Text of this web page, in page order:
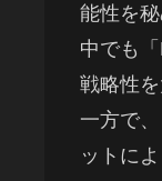
能性を秘
中でも
戦略性
一方で
ットに